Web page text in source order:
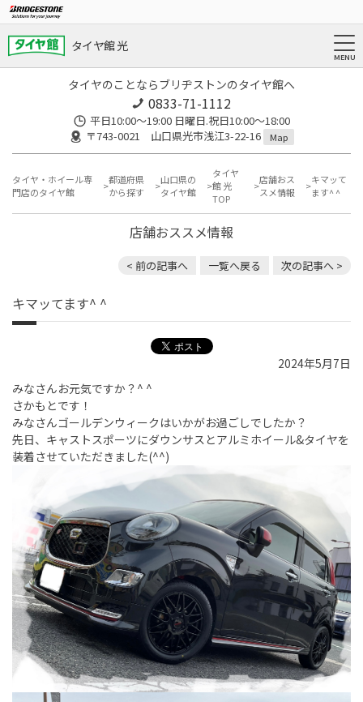
タイヤ館 光
タイヤのことならブリヂストンのタイヤ館へ
0833-71-1112
平日10:00〜19:00 日曜日.祝日10:00〜18:00
〒743-0021 山口県光市浅江3-22-16
Map
タイヤ・ホイール専
門店のタイヤ館
都道府県
から探す
山口県の
タイヤ館
タイヤ
館 光
TOP
店舗おス
スメ情報
キマッて
ます^ ^
店舗おススメ情報
< 前の記事へ 一覧へ戻る 次の記事へ >
キマッてます^ ^
2024年5月7日
みなさんお元気ですか？^ ^
さかもとです！
みなさんゴールデンウィークはいかがお過ごしでしたか？
先日、キャストスポーツにダウンサスとアルミホイール&タイヤを
装着させていただきました(^^)